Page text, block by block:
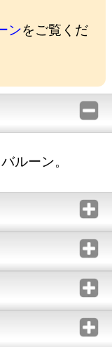
ンをご覧くだ
ルーン。